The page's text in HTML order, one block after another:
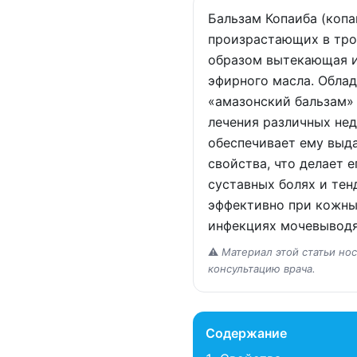
Бальзам Копаиба
произрастающих в
образом вытекающая
эфирного масла.
«амазонский
лечения различных
обеспечивает ему
свойства, что
суставных болях и
эффективно при
инфекциях
⚠️ Материал этой статьи
консультацию врача.
Содержание